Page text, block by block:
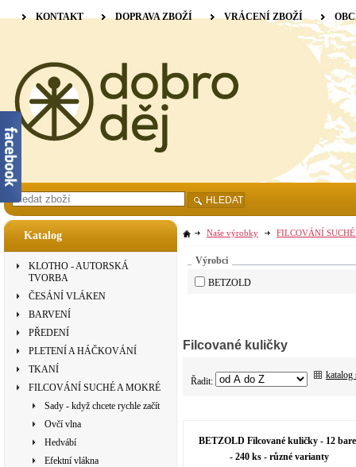
Katalog
KLOTHO - AUTORSKÁ
TVORBA
ČESÁNÍ VLÁKEN
BARVENÍ
PŘEDENÍ
PLETENÍ A HÁČKOVÁNÍ
TKANÍ
FILCOVÁNÍ SUCHÉ A MOKRÉ
Sady - když chcete rychle začít
Ovčí vlna
Hedvábí
Efektní vlákna
Naše výrobky FILCOVÁNÍ
Výrobci
BETZOLD
Filcované kuličky
Řadit:
katalog
BETZOLD Filcované kuličky - 12
- 240 ks - různé varianty
KONTAKT DOPRAVA ZBOŽÍ VRÁCENÍ ZBOŽÍ
HLEDAT